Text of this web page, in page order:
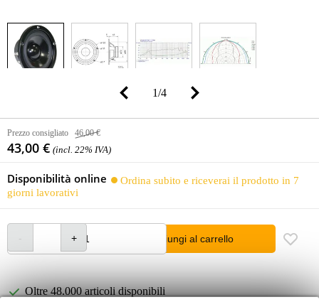
1/4
Prezzo consigliato 46,00 €
43,00 € (incl. 22% IVA)
Disponibilità online
Ordina subito e riceverai il prodotto in 7
giorni lavorativi
Aggiungi al carrello
Oltre 48.000 articoli disponibili